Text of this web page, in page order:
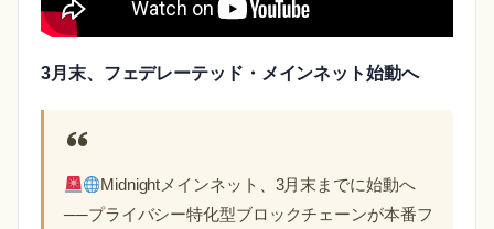
3月末、フェデレーテッド・メインネット始動へ
Midnightメインネット、3月末までに始動へ
──プライバシー特化型ブロックチェーンが本番フ